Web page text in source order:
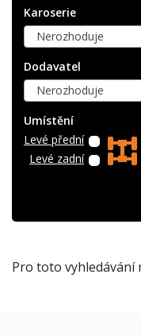
Karoserie
Nerozhoduje
Dodavatel
Nerozhoduje
Umístění
Levé přední
Levé zadní
Pro toto vyhledávání